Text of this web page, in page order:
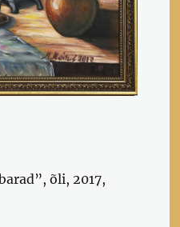
õli, 2017,